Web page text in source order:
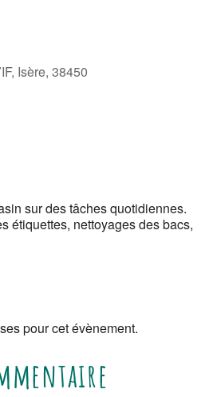
Isère, 38450
sur des tâches quotidiennes.
étiquettes, nettoyages des bacs,
pour cet évènement.